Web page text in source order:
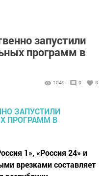
запустили
программ в
1049 0 0
1», «Россия 24» и
врезками составляет